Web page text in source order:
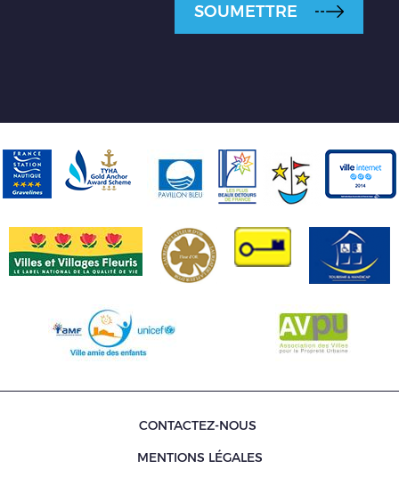
SOUMETTRE
CONTACTEZ-NOUS
MENTIONS LÉGALES